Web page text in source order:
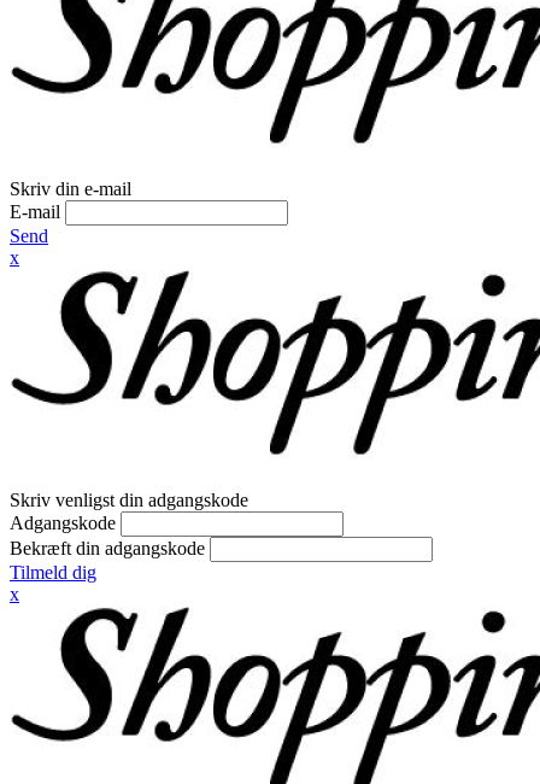
Skriv din e-mail
E-mail
Send
x
Skriv venligst din adgangskode
Adgangskode
Bekræft din adgangskode
Tilmeld dig
x